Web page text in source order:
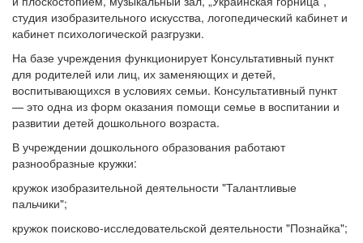
студия изобразительного искусства, логопедический кабинет и
кабинет психологической разгрузки.
На базе учреждения функционирует Консультативный пункт
для родителей или лиц, их заменяющих и детей,
воспитывающихся в условиях семьи. Консультативный пункт
— это одна из форм оказания помощи семье в воспитании и
развитии детей дошкольного возраста.
В учреждении дошкольного образования работают
разнообразные кружки:
кружок изобразительной деятельности "Талантливые
пальчики";
кружок поисково-исследовательской деятельности "Познайка";